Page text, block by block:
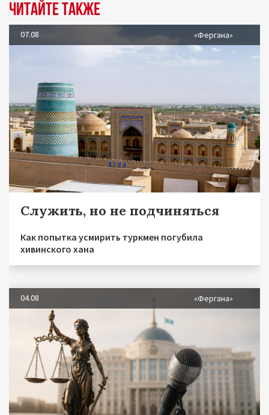
Читайте также
07.08 «Фергана»
Служить, но не подчиняться
Как попытка усмирить туркмен погубила
хивинского хана
04.08 «Фергана»